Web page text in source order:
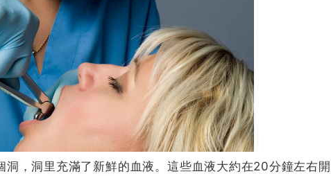
洞，洞里充滿了新鮮的血液。這些血液大約在20分鐘左右